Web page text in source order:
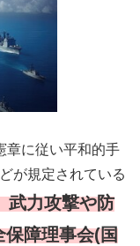
章に従い平和的手
が規定されている
武力攻撃や防
保障理事会(国